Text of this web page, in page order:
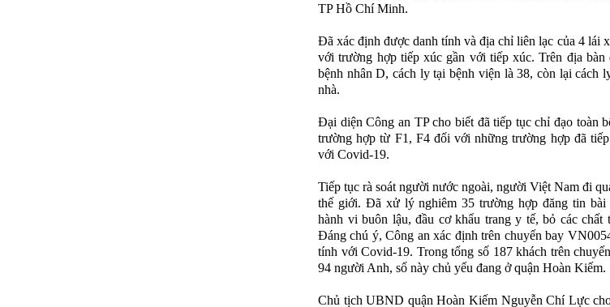
TP Hồ Chí Minh.
Đã xác định được danh tính và địa chỉ liên lạc của 4 lái
với trường hợp tiếp xúc gần với tiếp xúc. Trên địa
bệnh nhân D, cách ly tại bệnh viện là 38, còn lại cách
nhà.
Đại diện Công an TP cho biết đã tiếp tục chỉ đạo toàn
trường hợp từ F1, F4 đối với những trường hợp đã
với Covid-19.
Tiếp tục rà soát người nước ngoài, người Việt Nam đi
thế giới. Đã xử lý nghiêm 35 trường hợp đăng tin bài
hành vi buôn lậu, đầu cơ khẩu trang y tế, bỏ các
Đáng chú ý, Công an xác định trên chuyến bay
tính với Covid-19. Trong tổng số 187 khách trên
94 người Anh, số này chủ yếu đang ở quận Hoàn Kiếm.
Chủ tịch UBND quận Hoàn Kiếm Nguyễn Chí Lực